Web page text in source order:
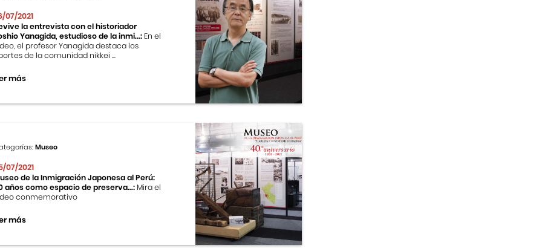
07/2021
la entrevista con el historiador
Yanagida, estudioso de la inmi...: En el
el profesor Yanagida destaca los
de la comunidad nikkei ...
más
Museo
07/2021
de la Inmigración Japonesa al Perú:
años como espacio de preserva...: Mira el
conmemorativo
más